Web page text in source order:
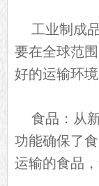
工业制成
要在全球范
好的运输环
食品：从
功能确保了
运输的食品